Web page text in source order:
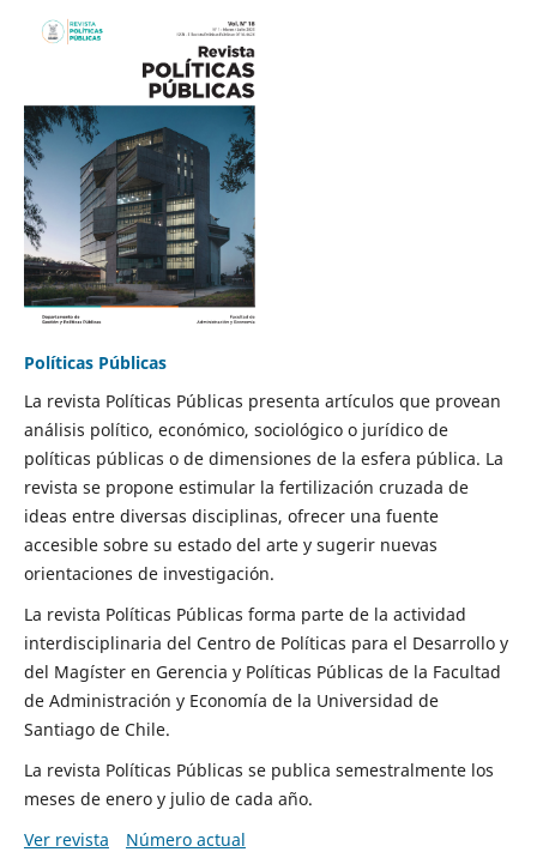
Políticas Públicas
La revista Políticas Públicas presenta artículos que provean
análisis político, económico, sociológico o jurídico de
políticas públicas o de dimensiones de la esfera pública. La
revista se propone estimular la fertilización cruzada de
ideas entre diversas disciplinas, ofrecer una fuente
accesible sobre su estado del arte y sugerir nuevas
orientaciones de investigación.
La revista Políticas Públicas forma parte de la actividad
interdisciplinaria del Centro de Políticas para el Desarrollo y
del Magíster en Gerencia y Políticas Públicas de la Facultad
de Administración y Economía de la Universidad de
Santiago de Chile.
La revista Políticas Públicas se publica semestralmente los
meses de enero y julio de cada año.
Ver revista
Número actual